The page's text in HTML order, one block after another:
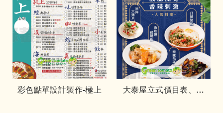
彩色點單設計製作-極上
大泰屋立式價目表、名